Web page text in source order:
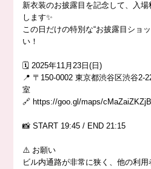
新衣装のお披露目を記念して、入
します✨
この日だけの特別な“お披露目ショ
い！
🗓️ 2025年11月23日(日)
📍 〒150-0002 東京都渋谷区渋谷2-
室
🔗 https://goo.gl/maps/
📸 START 19:45 / END 21:15
⚠️ お願い
ビル内通路が非常に狭く、他の利